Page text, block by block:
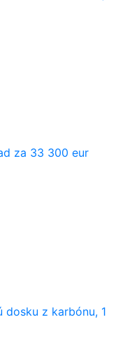
za 33 300 eur
dosku z karbónu, 1